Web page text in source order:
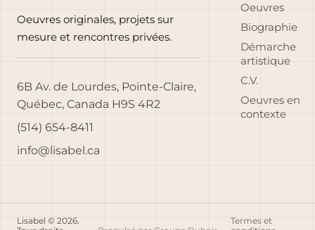
Oeuvres originales, projets sur
mesure et rencontres privées.
6B Av. de Lourdes, Pointe-Claire,
Québec, Canada H9S 4R2
(514) 654-8411
info@lisabel.ca
Oeuvres
Biographie
Démarche
artistique
C.V.
Oeuvres en
contexte
Lisabel © 2026.
Termes et